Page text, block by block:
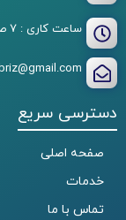
ساعت کاری : ۷ صبح تا ۴ عصر
دسترسی سریع
صفحه اصلی
خدمات
تماس با ما